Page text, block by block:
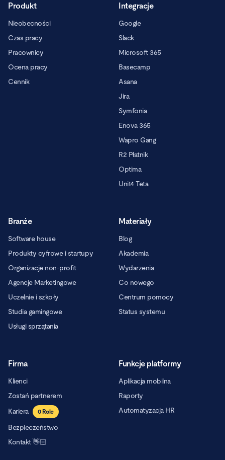
Produkt
Nieobecności
Czas pracy
Pracownicy
Ocena pracy
Cennik
Integracje
Google
Slack
Microsoft 365
Basecamp
Asana
Jira
Symfonia
Enova 365
Wapro Gang
R2 Płatnik
Optima
Unit4 Teta
Branże
Software house
Produkty cyfrowe i startupy
Organizacje non-profit
Agencje Marketingowe
Uczelnie i szkoły
Studia gamingowe
Usługi sprzątania
Materiały
Blog
Akademia
Wydarzenia
Co nowego
Centrum pomocy
Status systemu
Firma
Klienci
Zostań partnerem
Kariera
0Role
Bezpieczeństwo
Kontakt 👋🏻
Funkcje platformy
Aplikacja mobilna
Raporty
Automatyzacja HR